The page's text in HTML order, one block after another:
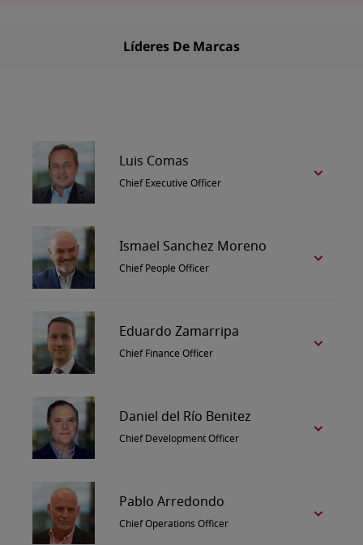
Líderes De Marcas
Luis Comas
Chief Executive Officer
Ismael Sanchez Moreno
Chief People Officer
Eduardo Zamarripa
Chief Finance Officer
Daniel del Río Benitez
Chief Development Officer
Pablo Arredondo
Chief Operations Officer